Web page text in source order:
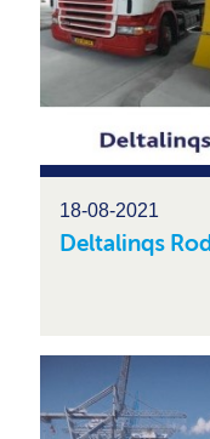
18-08-2021
Deltalinqs